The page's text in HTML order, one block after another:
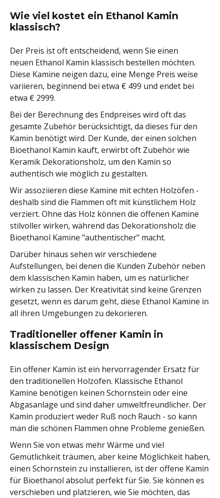
Wie viel kostet ein Ethanol Kamin
klassisch?
Der Preis ist oft entscheidend, wenn Sie einen
neuen Ethanol Kamin klassisch bestellen möchten.
Diese Kamine neigen dazu, eine Menge Preis weise
variieren, beginnend bei etwa € 499 und endet bei
etwa € 2999.
Bei der Berechnung des Endpreises wird oft das
gesamte Zubehör berücksichtigt, da dieses für den
Kamin benötigt wird. Der Kunde, der einen solchen
Bioethanol Kamin kauft, erwirbt oft Zubehör wie
Keramik Dekorationsholz, um den Kamin so
authentisch wie möglich zu gestalten.
Wir assoziieren diese Kamine mit echten Holzöfen -
deshalb sind die Flammen oft mit künstlichem Holz
verziert. Ohne das Holz können die offenen Kamine
stilvoller wirken, während das Dekorationsholz die
Bioethanol Kamine "authentischer" macht.
Darüber hinaus sehen wir verschiedene
Aufstellungen, bei denen die Kunden Zubehör neben
dem klassischen Kamin haben, um es natürlicher
wirken zu lassen. Der Kreativität sind keine Grenzen
gesetzt, wenn es darum geht, diese Ethanol Kamine in
all ihren Umgebungen zu dekorieren.
Traditioneller offener Kamin in
klassischem Design
Ein offener Kamin ist ein hervorragender Ersatz für
den traditionellen Holzofen. Klassische Ethanol
Kamine benötigen keinen Schornstein oder eine
Abgasanlage und sind daher umweltfreundlicher. Der
Kamin produziert weder Ruß noch Rauch - so kann
man die schönen Flammen ohne Probleme genießen.
Wenn Sie von etwas mehr Wärme und viel
Gemütlichkeit träumen, aber keine Möglichkeit haben,
einen Schornstein zu installieren, ist der offene Kamin
für Bioethanol absolut perfekt für Sie. Sie können es
verschieben und platzieren, wie Sie möchten, das